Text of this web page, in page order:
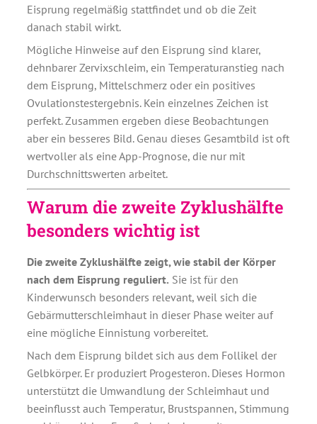
Eisprung regelmäßig stattfindet und ob die Zeit
danach stabil wirkt.
Mögliche Hinweise auf den Eisprung sind klarer,
dehnbarer Zervixschleim, ein Temperaturanstieg nach
dem Eisprung, Mittelschmerz oder ein positives
Ovulationstestergebnis. Kein einzelnes Zeichen ist
perfekt. Zusammen ergeben diese Beobachtungen
aber ein besseres Bild. Genau dieses Gesamtbild ist oft
wertvoller als eine App-Prognose, die nur mit
Durchschnittswerten arbeitet.
Warum die zweite Zyklushälfte
besonders wichtig ist
Die zweite Zyklushälfte zeigt, wie stabil der Körper
nach dem Eisprung reguliert. Sie ist für den
Kinderwunsch besonders relevant, weil sich die
Gebärmutterschleimhaut in dieser Phase weiter auf
eine mögliche Einnistung vorbereitet.
Nach dem Eisprung bildet sich aus dem Follikel der
Gelbkörper. Er produziert Progesteron. Dieses Hormon
unterstützt die Umwandlung der Schleimhaut und
beeinflusst auch Temperatur, Brustspannen, Stimmung